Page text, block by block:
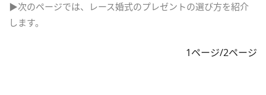
▶次のページでは、レース婚式のプレゼントの選び方を紹介
します。
1ページ/2ページ